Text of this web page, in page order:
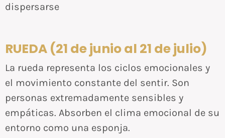
dispersarse
RUEDA (21 de junio al 21 de julio)
La rueda representa los ciclos emocionales y
el movimiento constante del sentir. Son
personas extremadamente sensibles y
empáticas. Absorben el clima emocional de su
entorno como una esponja.